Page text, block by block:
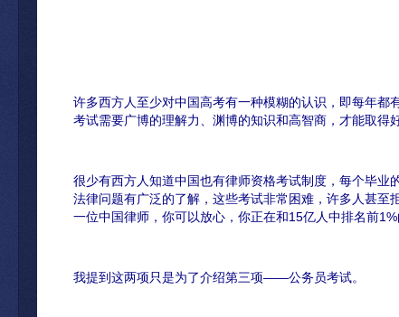
许多西方人至少对中国高考有一种模糊的认识，即每年都
考试需要广博的理解力、渊博的知识和高智商，才能取得
很少有西方人知道中国也有律师资格考试制度，每个毕
法律问题有广泛的了解，这些考试非常困难，许多人甚至
一位中国律师，你可以放心，你正在和15亿人中排名前1%
我提到这两项只是为了介绍第三项——公务员考试。